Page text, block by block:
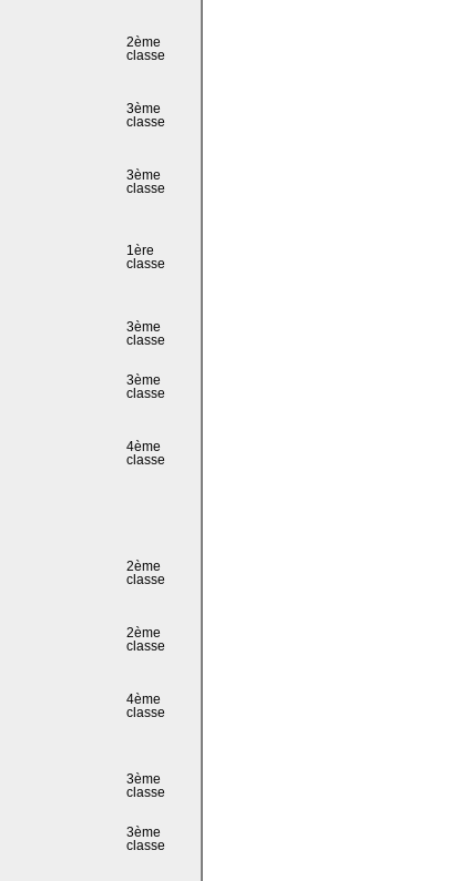
2ème
classe
3ème
classe
3ème
classe
1ère
classe
3ème
classe
3ème
classe
4ème
classe
2ème
classe
2ème
classe
4ème
classe
3ème
classe
3ème
classe